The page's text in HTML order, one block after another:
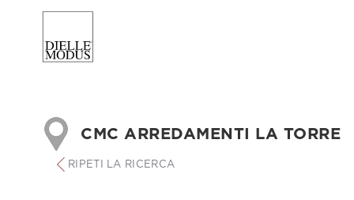
CMC ARREDAMENTI LA TORRE
RIPETI LA RICERCA